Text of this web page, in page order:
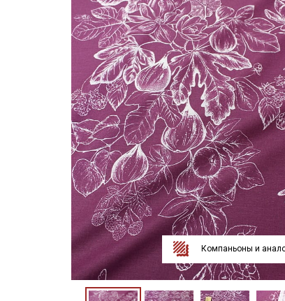
Компаньоны и